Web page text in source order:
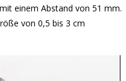
einem Abstand von 51 mm.
von 0,5 bis 3 cm